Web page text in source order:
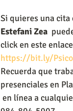
Si quieres una cita
Estefani Zea
click en este
https://bit.ly/
Recuerda que
presenciales en
en línea a